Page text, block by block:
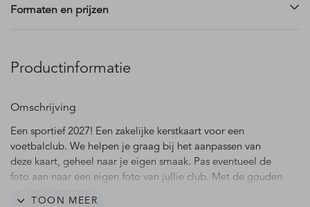
Formaten en prijzen
Productinformatie
Omschrijving
Een sportief 2027! Een zakelijke kerstkaart voor een
voetbalclub. We helpen je graag bij het aanpassen van
deze kaart, geheel naar je eigen smaak. Pas eventueel de
foto aan naar een eigen foto van jullie club. Met de gouden
TOON MEER